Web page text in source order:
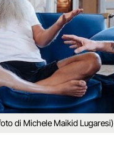
di Michele Maikid Lugaresi)